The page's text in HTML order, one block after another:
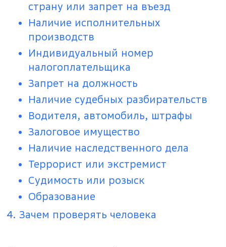
страну или запрет на въезд
Наличие исполнительных
производств
Индивидуальный номер
налогоплательщика
Запрет на должность
Наличие судебных разбирательств
Водителя, автомобиль, штрафы
Залоговое имущество
Наличие наследственного дела
Террорист или экстремист
Судимость или розыск
Образование
Зачем проверять человека